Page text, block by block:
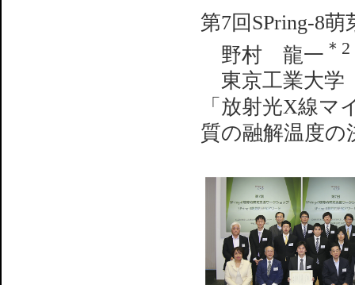
第7回SPring-8
野村 龍一 ＊2
東京工業大学
「放射光X線
質の融解温度の